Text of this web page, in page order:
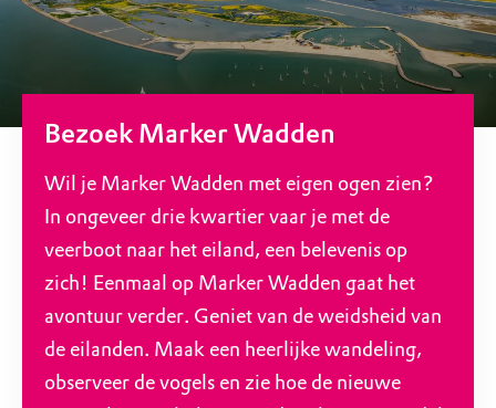
Bezoek Marker Wadden
Wil je Marker Wadden met eigen ogen zien?
In ongeveer drie kwartier vaar je met de
veerboot naar het eiland, een belevenis op
zich! Eenmaal op Marker Wadden gaat het
avontuur verder. Geniet van de weidsheid van
de eilanden. Maak een heerlijke wandeling,
observeer de vogels en zie hoe de nieuwe